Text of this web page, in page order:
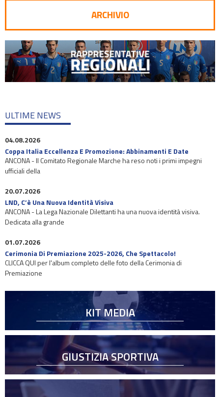
ARCHIVIO
ULTIME NEWS
04.08.2026
Coppa Italia Eccellenza E Promozione: Abbinamenti E Date
ANCONA - Il Comitato Regionale Marche ha reso noti i primi impegni
ufficiali della
20.07.2026
LND, C’è Una Nuova Identità Visiva
ANCONA - La Lega Nazionale Dilettanti ha una nuova identità visiva.
Dedicata alla grande
01.07.2026
Cerimonia Di Premiazione 2025-2026, Che Spettacolo!
CLICCA QUI per l'album completo delle foto della Cerimonia di
Premiazione
KIT MEDIA
GIUSTIZIA SPORTIVA